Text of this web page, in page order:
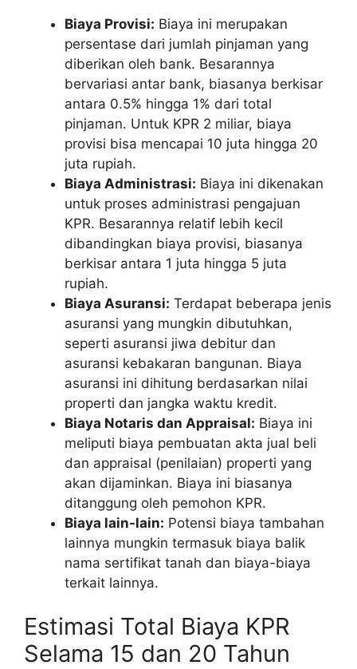
Biaya Provisi: Biaya ini merupakan
persentase dari jumlah pinjaman yang
diberikan oleh bank. Besarannya
bervariasi antar bank, biasanya berkisar
antara 0.5% hingga 1% dari total
pinjaman. Untuk KPR 2 miliar, biaya
provisi bisa mencapai 10 juta hingga 20
juta rupiah.
Biaya Administrasi: Biaya ini dikenakan
untuk proses administrasi pengajuan
KPR. Besarannya relatif lebih kecil
dibandingkan biaya provisi, biasanya
berkisar antara 1 juta hingga 5 juta
rupiah.
Biaya Asuransi: Terdapat beberapa jenis
asuransi yang mungkin dibutuhkan,
seperti asuransi jiwa debitur dan
asuransi kebakaran bangunan. Biaya
asuransi ini dihitung berdasarkan nilai
properti dan jangka waktu kredit.
Biaya Notaris dan Appraisal: Biaya ini
meliputi biaya pembuatan akta jual beli
dan appraisal (penilaian) properti yang
akan dijaminkan. Biaya ini biasanya
ditanggung oleh pemohon KPR.
Biaya lain-lain: Potensi biaya tambahan
lainnya mungkin termasuk biaya balik
nama sertifikat tanah dan biaya-biaya
terkait lainnya.
Estimasi Total Biaya KPR
Selama 15 dan 20 Tahun